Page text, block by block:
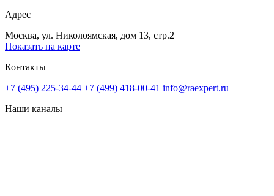
Адрес
Москва, ул. Николоямская, дом 13, стр.2
Показать на карте
Контакты
+7 (495) 225-34-44 +7 (499) 418-00-41 info@raexpert.ru
Наши каналы